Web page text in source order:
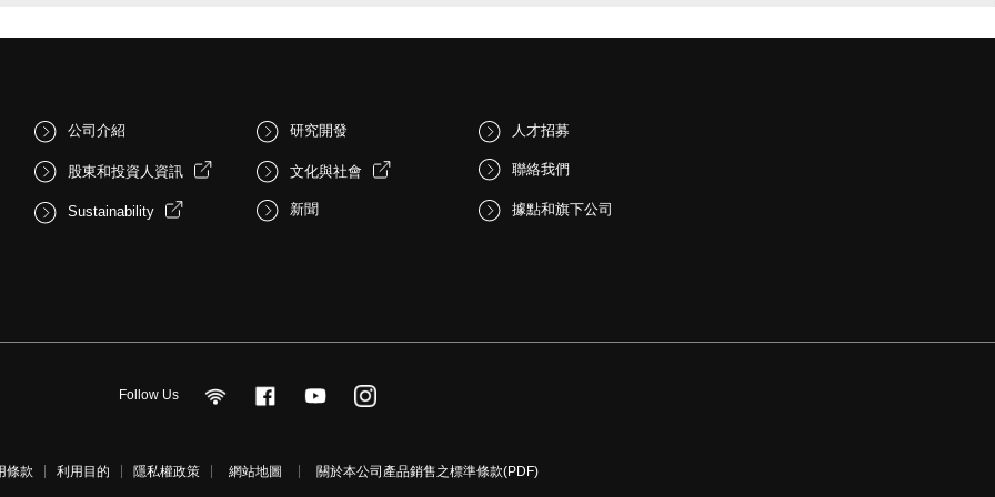
公司介紹
股東和投資人資訊
Sustainability
研究開發
文化與社會
新聞
人才招募
聯絡我們
據點和旗下公司
Follow Us
條款 利用目的 隱私權政策 網站地圖 關於本公司產品銷售之標準條款(PDF)